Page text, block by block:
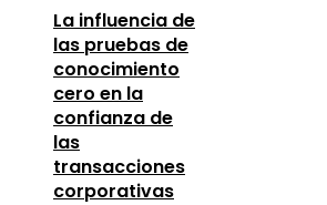
La influencia de
las pruebas de
conocimiento
cero en la
confianza de
las
transacciones
corporativas